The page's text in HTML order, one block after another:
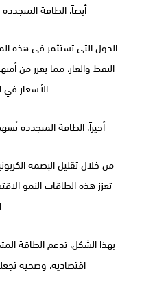
أيضاً، الطاقة
الدول التي تستثمر في هذه
النفط والغاز، مما يعزز من
الأسعار في
أخيراً، الطاقة المتجددة
من خلال تقليل البصمة
تعزز هذه الطاقات النمو
بهذا الشكل، تدعم الطاقة
اقتصادية، وصحية